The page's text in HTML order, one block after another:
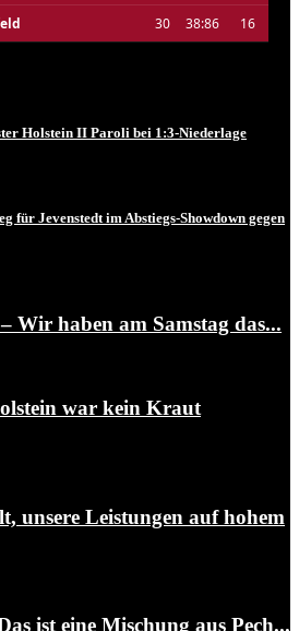
30 38:86 16
Holstein II Paroli bei 1:3-Niederlage
für Jevenstedt im Abstiegs-Showdown gegen
Wir haben am Samstag das...
war kein Kraut
unsere Leistungen auf hohem
ist eine Mischung aus Pech...